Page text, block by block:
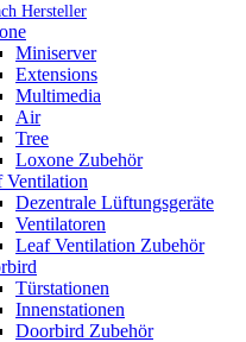
Hersteller
Miniserver
Extensions
Multimedia
Air
Tree
Loxone Zubehör
Ventilation
Dezentrale Lüftungsgeräte
Ventilatoren
Leaf Ventilation Zubehör
Türstationen
Innenstationen
Doorbird Zubehör